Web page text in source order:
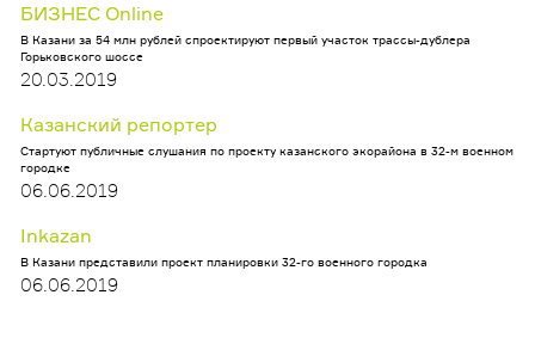
БИЗНЕС Оnline
В Казани за 54 млн рублей спроектируют первый участок трассы-дублера
Горьковского шоссе
20.03.2019
Казанский репортер
Стартуют публичные слушания по проекту казанского экорайона в 32-м военном
городке
06.06.2019
Inkazan
В Казани представили проект планировки 32-го военного городка
06.06.2019